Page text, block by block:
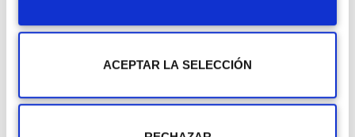
ACEPTAR LA SELECCIÓN
gráfico a tu empresa?
TUS CLIENTES
95%